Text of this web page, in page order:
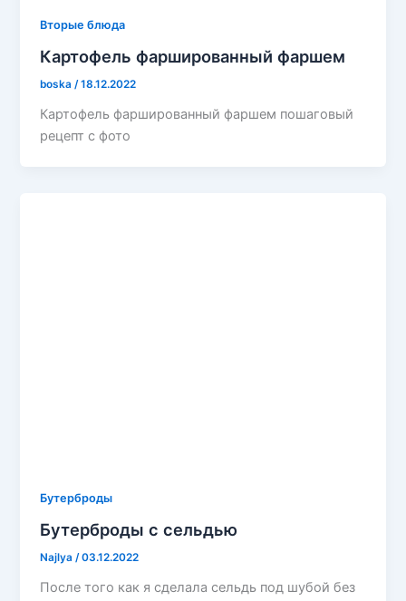
Вторые блюда
Картофель фаршированный фаршем
boska/18.12.2022
Картофель фаршированный фаршем пошаговый
рецепт с фото
Бутерброды
Бутерброды с сельдью
Najlya /03.12.2022
После того как я сделала сельдь под шубой без